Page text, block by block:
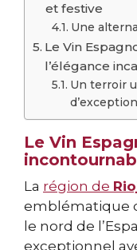
et festive
Une
Le Vin
l’élégance
Un terroir
d’exception
Le Vin
La région de
emblématique
le nord de
exceptionnel